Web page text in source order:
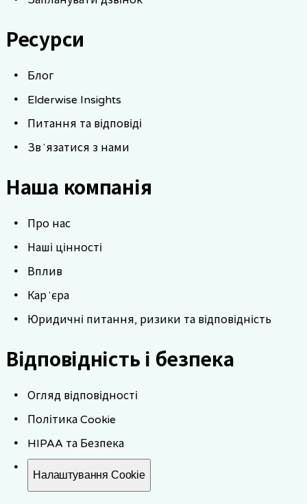
Ресурси
Блог
Elderwise Insights
Питання та відповіді
Звʼязатися з нами
Наша компанія
Про нас
Наші цінності
Вплив
Карʼєра
Юридичні питання, ризики та відповідність
Відповідність і безпека
Огляд відповідності
Політика Cookie
HIPAA та Безпека
Налаштування Cookie